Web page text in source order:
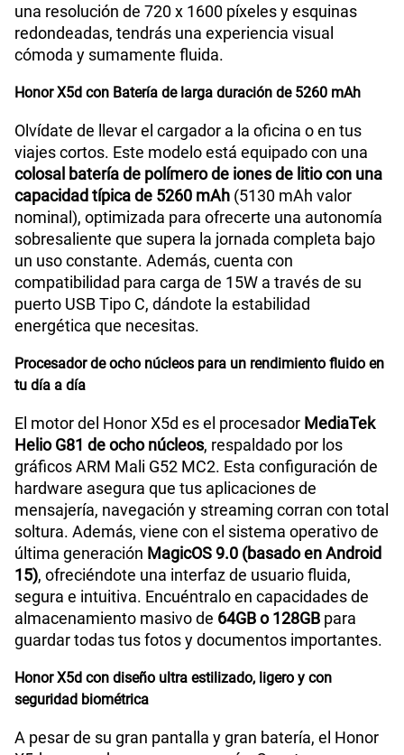
Capacidad Memoria Interna
GPS Si
Reconocimiento Facial
Lector de Huella
Dimensión
VoLTE Si
VoWiFi Si
Compatibilidad nano-SIM Sí
Compatibilidad con eSIM
una resolución de 720 x 1600 píxeles y esquinas
redondeadas, tendrás una experiencia visual
cómoda y sumamente fluida.
Honor X5d con Batería de larga duración de 5260 mAh
Olvídate de llevar el cargador a la oficina o en tus
viajes cortos. Este modelo está equipado con una
colosal batería de polímero de iones de litio con una
capacidad típica de 5260 mAh (5130 mAh valor
nominal), optimizada para ofrecerte una autonomía
sobresaliente que supera la jornada completa bajo
un uso constante. Además, cuenta con
compatibilidad para carga de 15W a través de su
puerto USB Tipo C, dándote la estabilidad
energética que necesitas.
Procesador de ocho núcleos para un rendimiento fluido en
tu día a día
El motor del Honor X5d es el procesador MediaTek
Helio G81 de ocho núcleos, respaldado por los
gráficos ARM Mali G52 MC2. Esta configuración de
hardware asegura que tus aplicaciones de
mensajería, navegación y streaming corran con total
soltura. Además, viene con el sistema operativo de
última generación MagicOS 9.0 (basado en Android
15), ofreciéndote una interfaz de usuario fluida,
segura e intuitiva. Encuéntralo en capacidades de
almacenamiento masivo de 64GB o 128GB para
guardar todas tus fotos y documentos importantes.
Honor X5d con diseño ultra estilizado, ligero y con
seguridad biométrica
A pesar de su gran pantalla y gran batería, el Honor